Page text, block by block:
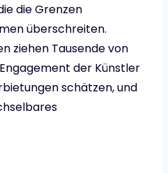
die Grenzen
überschreiten.
ziehen Tausende von
der Künstler
schätzen, und